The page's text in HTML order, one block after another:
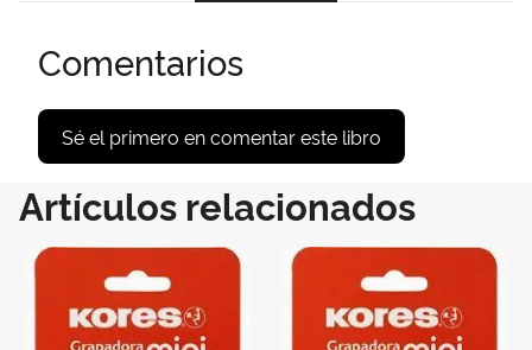
Comentarios
Sé el primero en comentar este libro
Artículos relacionados